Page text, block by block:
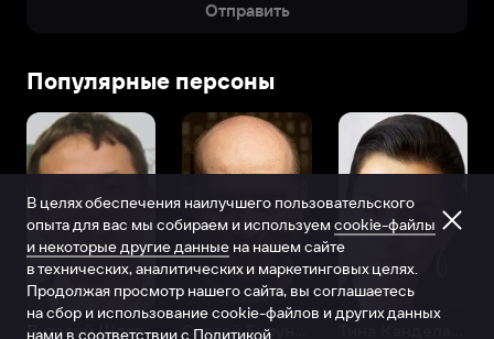
Отправить
Популярные персоны
Виталий Шляппо
В целях обеспечения наилучшего пользовательского
опыта для вас мы собираем и используем cookie-файлы
и некоторые другие данные на нашем сайте
в технических, аналитических и маркетинговых целях.
Продолжая просмотр нашего сайта, вы соглашаетесь
на сбор и использование cookie-файлов и других данных
нами в соответствии с Политикой